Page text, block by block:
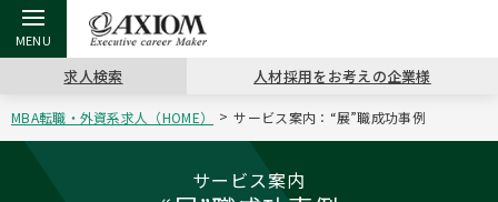
戻る
アクシアムの特長
戻る
キャリア支援 TOP
戻る
転職ツール TOP
戻る
転職コラム TOP
戻る
イベント・セミナー TOP
戻る
会社概要 TOP
求人検索 人材採用をお考えの企業様
MBA転職・外資系求人（HOME） サービス案内：“展”職成功事例
サービス案内